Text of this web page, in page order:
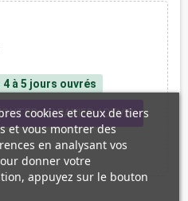
à 5 jours ouvrés
AU PANIER / DEVIS
cookies et ceux de tiers
et vous montrer des
en analysant vos
donner votre
appuyez sur le bouton